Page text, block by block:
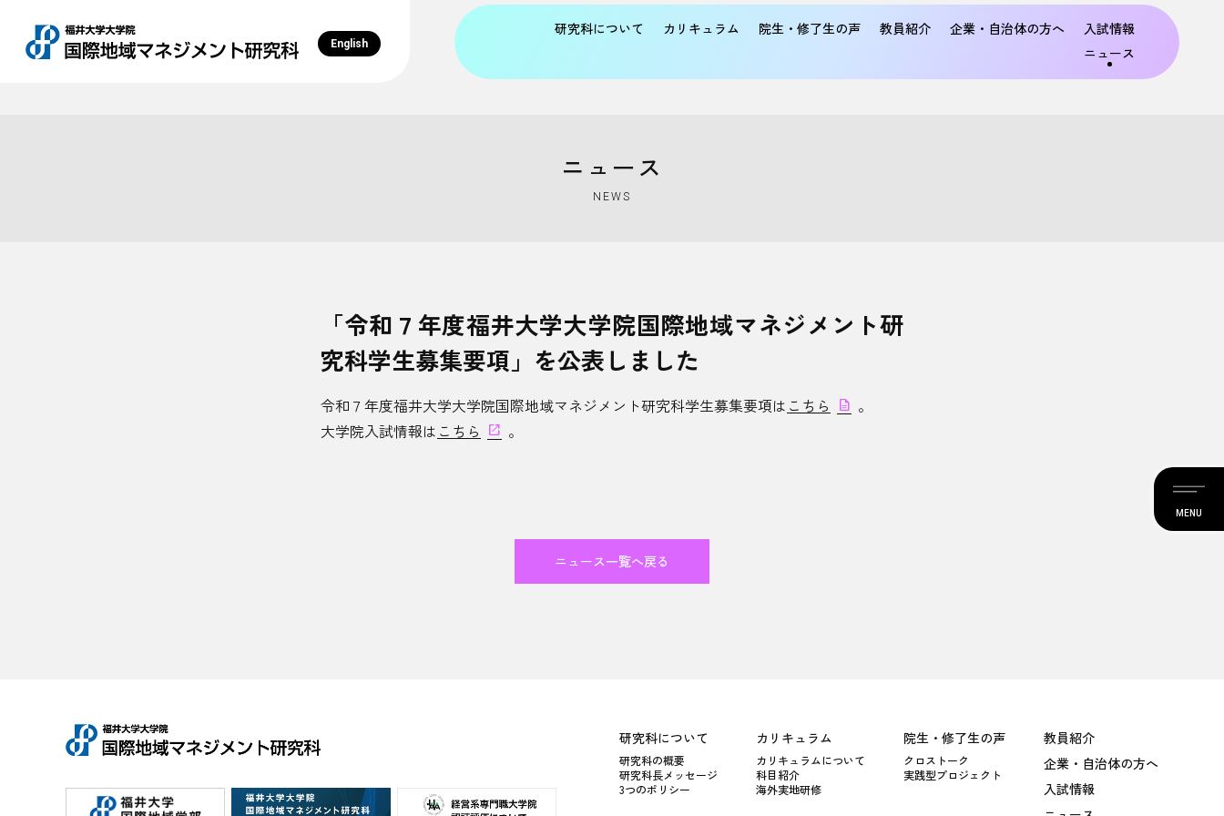
English
研究科について カリキュラム 院生・修了生の声 教員紹介 企業・自治体の方へ
入試情報
ニュース
MENU
ニュース
NEWS
「令和７年度福井大学大学院国際地域マネジメント研
究科学生募集要項」を公表しました
令和７年度福井大学大学院国際地域マネジメント研究科学生募集要項は こちら
。
大学院入試情報は こちら 。
ニュース一覧へ戻る
研究科について
研究科の概要
研究科長メッセージ
3つのポリシー
カリキュラム
カリキュラムについて
科目紹介
海外実地研修
院生・修了生の声
クロストーク
実践型プロジェクト
教員紹介
企業・自治体の方へ
入試情報